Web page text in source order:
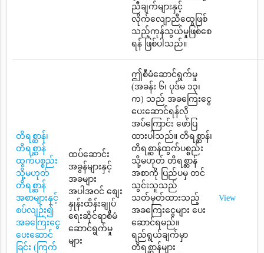
ညီချက်များနှင့်
လိုက်လျောညီထွေဖြစ်
သည့်ကုန်သွယ်မှုဖြစ်စေ
ရန် ဖြစ်ပါသည်။
တိရစ္ဆာန်၊
တိရစ္ဆာန်
ထွက်ပစ္စည်း
သို့မဟုတ်
တိရစ္ဆာန်
အစာများနှင့်
စပ်လျဉ်း၍
အခကြေးငွေ
ပေးဆောင်
ခြင်း (ကြက်
ထပ်ဆောင်း
အခွန်များနှင့်
အခများ
အပါအဝင် စျေး
နှုန်းထိန်းချုပ်
ရေးဆိုင်ရာစီမံ
ဆောင်ရွက်မှု
များ
ဤစီမံဆောင်ရွက်မှု
(အခန်း ၆၊ ပုဒ်မ ၁၃၊
က) သည် အခကြေးငွေ
ပေးဆောင်ရန်လို
အပ်ကြောင်း ဖော်ပြ
ထားပါသည်။ တိရစ္ဆာန်၊
တိရစ္ဆာန်ထွက်ပစ္စည်း
သို့မဟုတ် တိရစ္ဆာန်
အစာကို ပြည်ပမှ တင်
သွင်းသူသည်
သတ်မှတ်ထားသည့်
အခကြေးငွေများ ပေး
ဆောင်ရမည်။
ရည်ရွယ်ချက်မှာ
တိရစ္ဆာန်များ
View